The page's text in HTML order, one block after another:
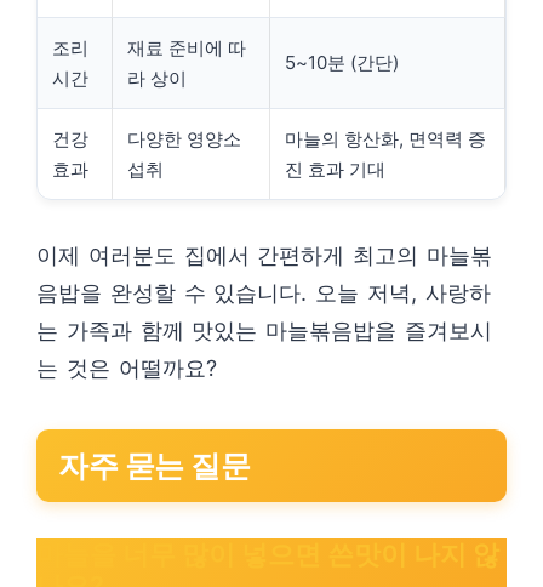
조리
시간
재료 준비에 따
라 상이
5~10분 (간단)
건강
효과
다양한 영양소
섭취
마늘의 항산화, 면역력 증
진 효과 기대
이제 여러분도 집에서 간편하게 최고의 마늘볶
음밥을 완성할 수 있습니다. 오늘 저녁, 사랑하
는 가족과 함께 맛있는 마늘볶음밥을 즐겨보시
는 것은 어떨까요?
자주 묻는 질문